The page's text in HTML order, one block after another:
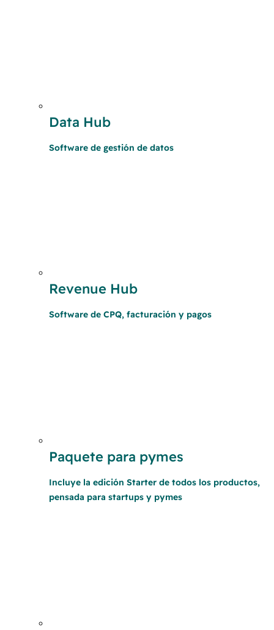
Data Hub
Software de gestión de datos
Revenue Hub
Software de CPQ, facturación y pagos
Paquete para pymes
Incluye la edición Starter de todos los productos,
pensada para startups y pymes